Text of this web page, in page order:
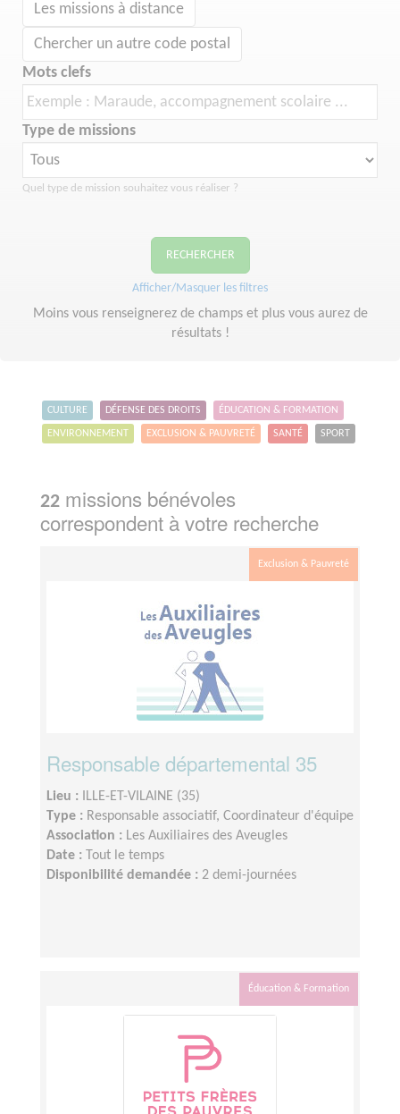
Les missions à distance
Chercher un autre code postal
Mots clefs
Type de missions
Quel type de mission souhaitez vous réaliser ?
RECHERCHER
Afficher/Masquer les filtres
Moins vous renseignerez de champs et plus vous aurez de
résultats !
CULTURE DÉFENSE DES DROITS ÉDUCATION & FORMATION
ENVIRONNEMENT EXCLUSION & PAUVRETÉ SANTÉ SPORT
22 missions bénévoles
correspondent à votre recherche
Exclusion & Pauvreté
Responsable départemental 35
Lieu :
ILLE-ET-VILAINE (35)
Type : Responsable associatif, Coordinateur d'équipe
Association : Les Auxiliaires des Aveugles
Date :
Tout le temps
Disponibilité demandée : 2 demi-journées
Éducation & Formation